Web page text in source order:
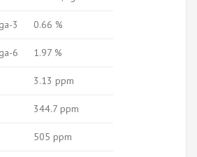
3 0.66 %
6 1.97 %
3.13 ppm
344.7 ppm
505 ppm